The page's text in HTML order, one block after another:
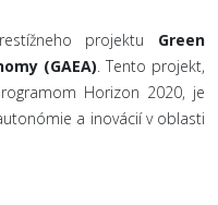
projektu Green
(GAEA). Tento projekt,
Horizon 2020, je
a inovácií v oblasti